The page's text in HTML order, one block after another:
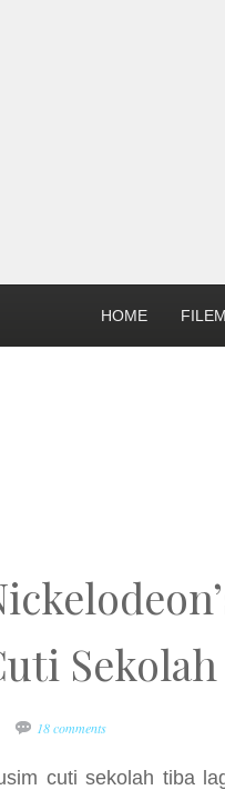
HOME FILEM
18 comments
cuti sekolah tiba